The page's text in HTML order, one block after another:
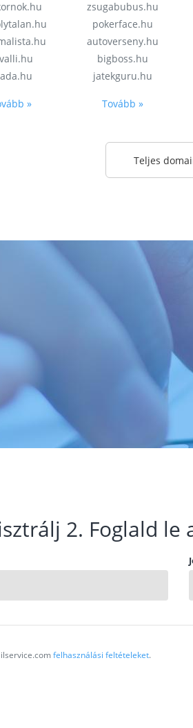
»
zsugabubus.hu
pokerface.hu
autoverseny.hu
bigboss.hu
jatekguru.hu
Tovább »
Teljes
2. Foglald
felhasználási feltételeket.